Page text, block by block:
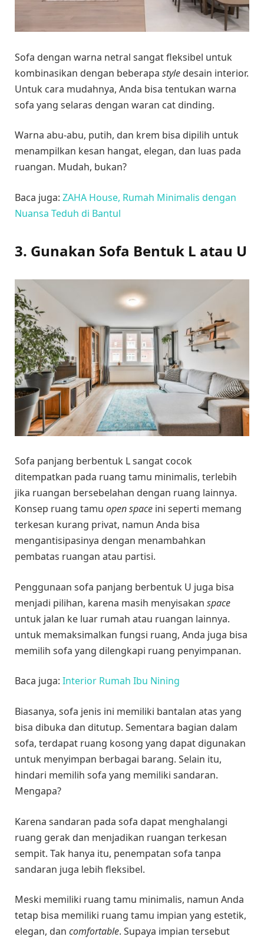
Sofa dengan warna netral sangat fleksibel untuk
kombinasikan dengan beberapa style desain interior.
Untuk cara mudahnya, Anda bisa tentukan warna
sofa yang selaras dengan waran cat dinding.
Warna abu-abu, putih, dan krem bisa dipilih untuk
menampilkan kesan hangat, elegan, dan luas pada
ruangan. Mudah, bukan?
Baca juga: ZAHA House, Rumah Minimalis dengan
Nuansa Teduh di Bantul
3. Gunakan Sofa Bentuk L atau U
Sofa panjang berbentuk L sangat cocok
ditempatkan pada ruang tamu minimalis, terlebih
jika ruangan bersebelahan dengan ruang lainnya.
Konsep ruang tamu open space ini seperti memang
terkesan kurang privat, namun Anda bisa
mengantisipasinya dengan menambahkan
pembatas ruangan atau partisi.
Penggunaan sofa panjang berbentuk U juga bisa
menjadi pilihan, karena masih menyisakan space
untuk jalan ke luar rumah atau ruangan lainnya.
untuk memaksimalkan fungsi ruang, Anda juga bisa
memilih sofa yang dilengkapi ruang penyimpanan.
Baca juga: Interior Rumah Ibu Nining
Biasanya, sofa jenis ini memiliki bantalan atas yang
bisa dibuka dan ditutup. Sementara bagian dalam
sofa, terdapat ruang kosong yang dapat digunakan
untuk menyimpan berbagai barang. Selain itu,
hindari memilih sofa yang memiliki sandaran.
Mengapa?
Karena sandaran pada sofa dapat menghalangi
ruang gerak dan menjadikan ruangan terkesan
sempit. Tak hanya itu, penempatan sofa tanpa
sandaran juga lebih fleksibel.
Meski memiliki ruang tamu minimalis, namun Anda
tetap bisa memiliki ruang tamu impian yang estetik,
elegan, dan comfortable. Supaya impian tersebut